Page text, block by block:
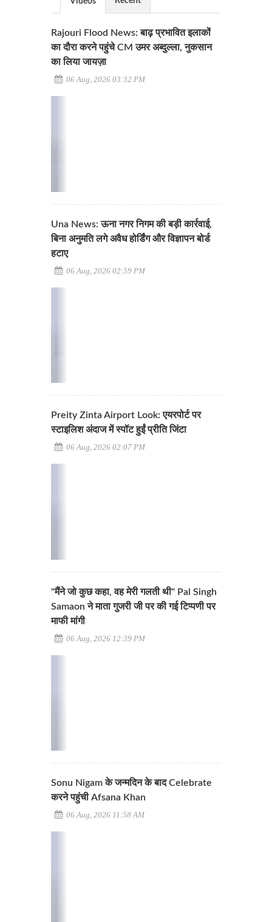
Rajouri Flood News: बाढ़ प्रभावित इलाकों
का दौरा करने पहुंचे CM उमर अब्दुल्ला, नुकसान
का लिया जायज़ा
06 Aug, 2026 03:32 PM
Una News: ऊना नगर निगम की बड़ी कार्रवाई,
बिना अनुमति लगे अवैध होर्डिंग और विज्ञापन बोर्ड
हटाए
06 Aug, 2026 02:59 PM
Preity Zinta Airport Look: एयरपोर्ट पर
स्टाइलिश अंदाज में स्पॉट हुईं प्रीति जिंटा
06 Aug, 2026 02:07 PM
"मैंने जो कुछ कहा, वह मेरी गलती थी" Pal Singh
Samaon ने माता गुजरी जी पर की गई टिप्पणी पर
माफी मांगी
06 Aug, 2026 12:39 PM
Sonu Nigam के जन्मदिन के बाद Celebrate
करने पहुंची Afsana Khan
06 Aug, 2026 11:58 AM